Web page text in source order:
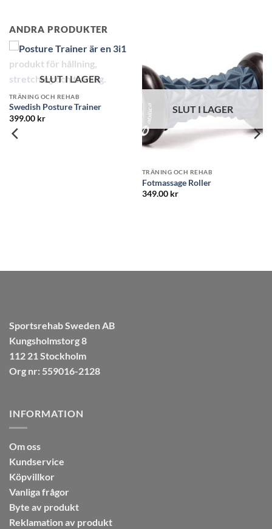
ANDRA PRODUKTER
SLUT I LAGER SLUT I LAGER
TRÄNING OCH REHAB
Balansplatta
Sportsrehab Sweden AB
Kungsholmstorg 8
112 21 Stockholm
Org nr: 559016-2128
INFORMATION
Om oss
Kundservice
Köpvillkor
Vanliga frågor
Byte av produkt
Reklamation av produkt